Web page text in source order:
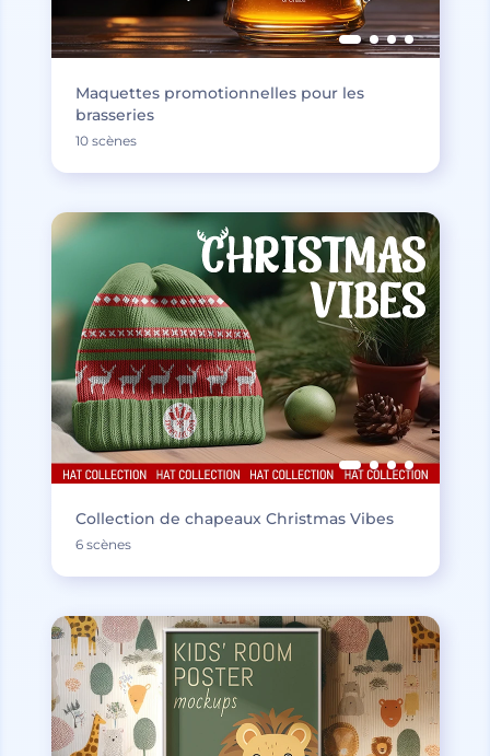
Maquettes promotionnelles pour les
brasseries
10 scènes
Collection de chapeaux Christmas Vibes
6 scènes